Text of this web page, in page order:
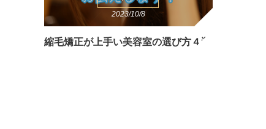
2023/10/8
縮毛矯正が上手い美容室の選び方４選